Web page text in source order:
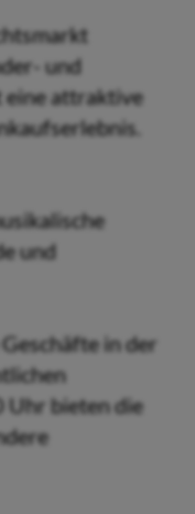
und
attraktive
und
in der
Uhr bieten die